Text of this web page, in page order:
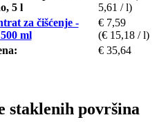
5 l
5,61 / l)
za čišćenje -
ml
€ 7,59
(€ 15,18 / l)
€ 35,64
staklenih površina